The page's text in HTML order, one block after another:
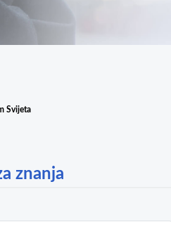
Svijeta
znanja